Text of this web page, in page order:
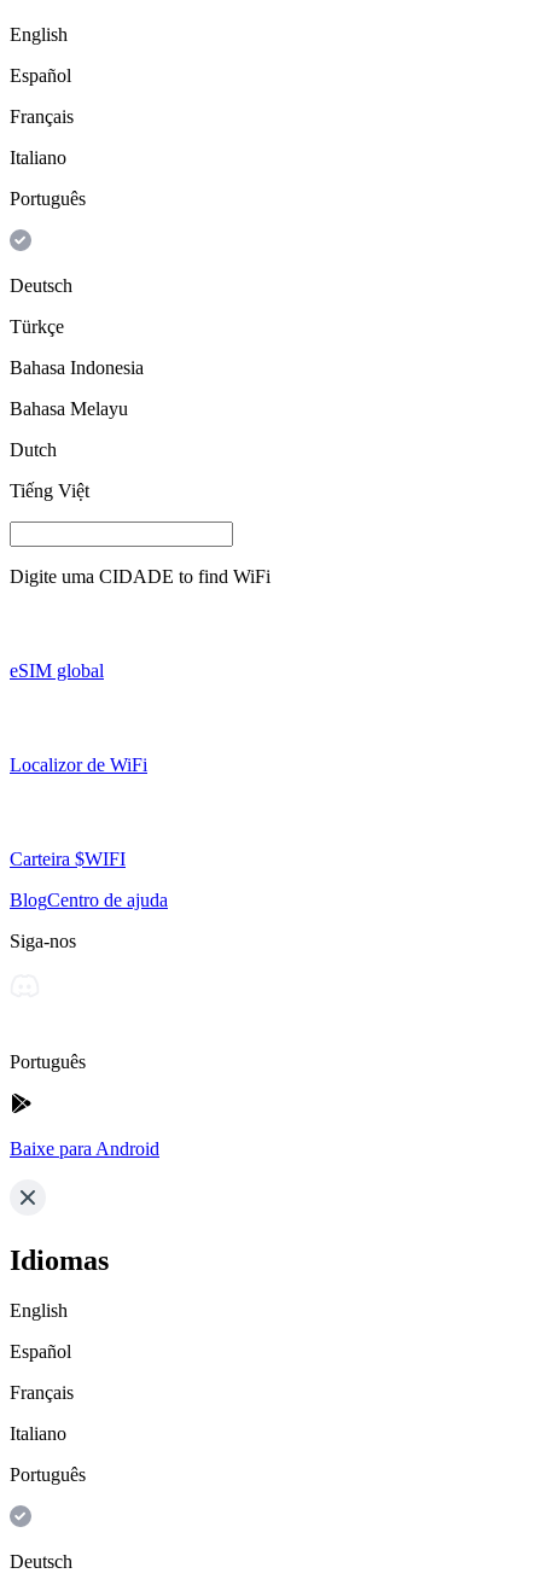
English
Español
Français
Italiano
Português
Deutsch
Türkçe
Bahasa Indonesia
Bahasa Melayu
Dutch
Tiếng Việt
Digite uma CIDADE to find WiFi
eSIM global
Localizor de WiFi
Carteira $WIFI
BlogCentro de ajuda
Siga-nos
Português
Baixe para Android
Idiomas
English
Español
Français
Italiano
Português
Deutsch